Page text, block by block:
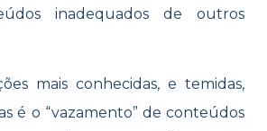
inadequados de outros
mais conhecidas, e temidas,
é o “vazamento” de conteúdos